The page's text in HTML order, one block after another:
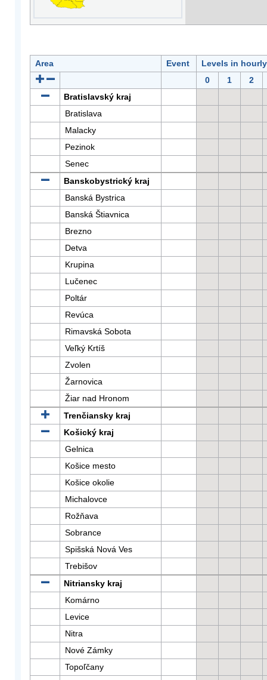
Area Event
Levels in
0
1
2
Bratislavský kraj
Bratislava
Malacky
Pezinok
Senec
Banskobystrický kraj
Banská Bystrica
Banská Štiavnica
Brezno
Detva
Krupina
Lučenec
Poltár
Revúca
Rimavská Sobota
Veľký Krtíš
Zvolen
Žarnovica
Žiar nad Hronom
Trenčiansky kraj
Košický kraj
Gelnica
Košice mesto
Košice okolie
Michalovce
Rožňava
Sobrance
Spišská Nová Ves
Trebišov
Nitriansky kraj
Komárno
Levice
Nitra
Nové Zámky
Topoľčany